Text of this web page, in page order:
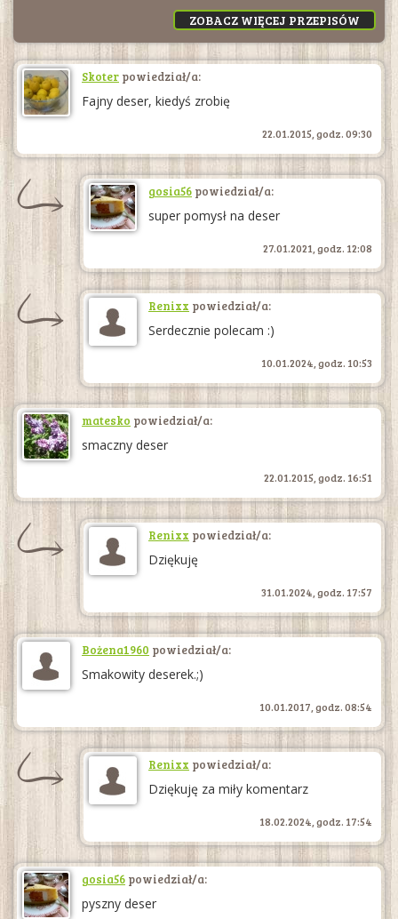
ZOBACZ WIĘCEJ PRZEPISÓW
Skoter powiedział/a:
Fajny deser, kiedyś zrobię
22.01.2015, godz. 09:30
gosia56 powiedział/a:
super pomysł na deser
27.01.2021, godz. 12:08
Renixx powiedział/a:
Serdecznie polecam :)
10.01.2024, godz. 10:53
matesko powiedział/a:
smaczny deser
22.01.2015, godz. 16:51
Renixx powiedział/a:
Dziękuję
31.01.2024, godz. 17:57
Bożena1960 powiedział/a:
Smakowity deserek.;)
10.01.2017, godz. 08:54
Renixx powiedział/a:
Dziękuję za miły komentarz
18.02.2024, godz. 17:54
gosia56 powiedział/a:
pyszny deser